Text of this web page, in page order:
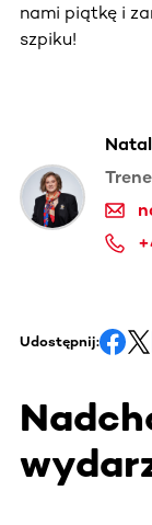
nami piątkę i
szpiku!
Udostępnij: